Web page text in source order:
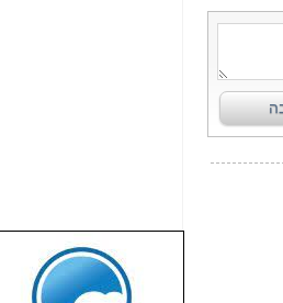
שבוע טוב לכל
הגולשים באשר